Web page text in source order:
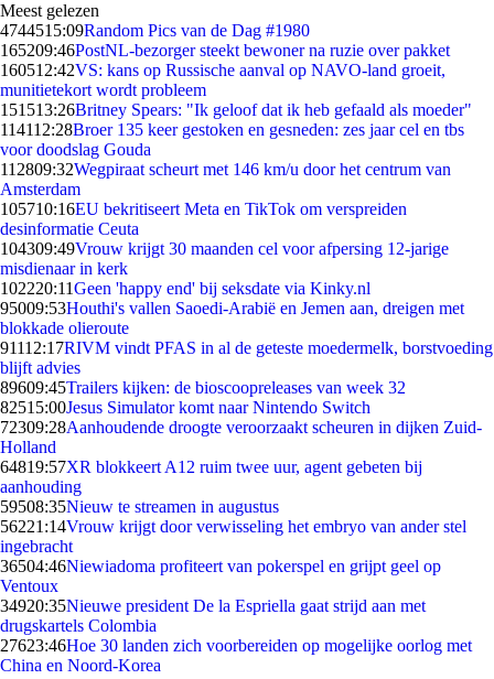
Meest gelezen
4744515:09Random Pics van de Dag #1980
165209:46PostNL-bezorger steekt bewoner na ruzie over pakket
160512:42VS: kans op Russische aanval op NAVO-land groeit,
munitietekort wordt probleem
151513:26Britney Spears: "Ik geloof dat ik heb gefaald als moeder"
114112:28Broer 135 keer gestoken en gesneden: zes jaar cel en tbs
voor doodslag Gouda
112809:32Wegpiraat scheurt met 146 km/u door het centrum van
Amsterdam
105710:16EU bekritiseert Meta en TikTok om verspreiden
desinformatie Ceuta
104309:49Vrouw krijgt 30 maanden cel voor afpersing 12-jarige
misdienaar in kerk
102220:11Geen 'happy end' bij seksdate via Kinky.nl
95009:53Houthi's vallen Saoedi-Arabië en Jemen aan, dreigen met
blokkade olieroute
91112:17RIVM vindt PFAS in al de geteste moedermelk, borstvoeding
blijft advies
89609:45Trailers kijken: de bioscoopreleases van week 32
82515:00Jesus Simulator komt naar Nintendo Switch
72309:28Aanhoudende droogte veroorzaakt scheuren in dijken Zuid-
Holland
64819:57XR blokkeert A12 ruim twee uur, agent gebeten bij
aanhouding
59508:35Nieuw te streamen in augustus
56221:14Vrouw krijgt door verwisseling het embryo van ander stel
ingebracht
36504:46Niewiadoma profiteert van pokerspel en grijpt geel op
Ventoux
34920:35Nieuwe president De la Espriella gaat strijd aan met
drugskartels Colombia
27623:46Hoe 30 landen zich voorbereiden op mogelijke oorlog met
China en Noord-Korea